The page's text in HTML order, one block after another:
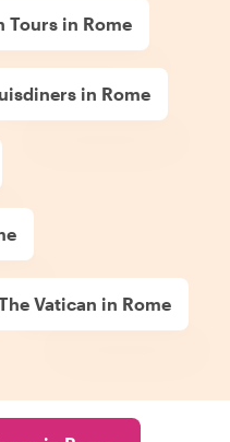
Tours in Rome
in Rome
Vatican in Rome